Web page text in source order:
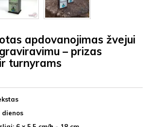
apdovanojimas žvejui
– prizas
turnyrams
dienos